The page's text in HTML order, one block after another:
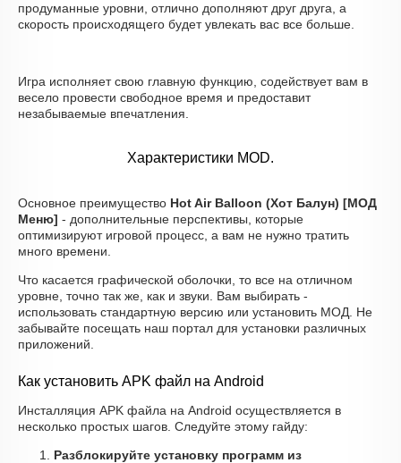
продуманные уровни, отлично дополняют друг друга, а
скорость происходящего будет увлекать вас все больше.
Игра исполняет свою главную функцию, содействует вам в
весело провести свободное время и предоставит
незабываемые впечатления.
Характеристики MOD.
Основное преимущество Hot Air Balloon (Хот Балун) [МОД
Меню] - дополнительные перспективы, которые
оптимизируют игровой процесс, а вам не нужно тратить
много времени.
Что касается графической оболочки, то все на отличном
уровне, точно так же, как и звуки. Вам выбирать -
использовать стандартную версию или установить МОД. Не
забывайте посещать наш портал для установки различных
приложений.
Как установить APK файл на Android
Инсталляция APK файла на Android осуществляется в
несколько простых шагов. Следуйте этому гайду:
Разблокируйте установку программ из